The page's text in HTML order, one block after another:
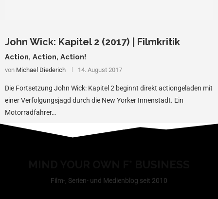
John Wick: Kapitel 2 (2017) | Filmkritik
Action, Action, Action!
von Michael Diederich 14. August 2017
Die Fortsetzung John Wick: Kapitel 2 beginnt direkt actiongeladen mit
einer Verfolgungsjagd durch die New Yorker Innenstadt. Ein
Motorradfahrer…
Film-, Serien- und Medienblog seit 2010